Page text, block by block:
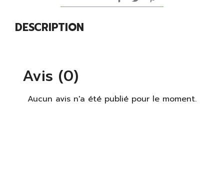
DESCRIPTION
Avis (0)
Aucun avis n'a été publié pour le moment.
S'identifier